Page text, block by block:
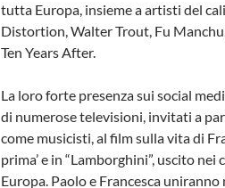
tutta Europa, insieme a artisti del
Distortion, Walter Trout, Fu
Ten Years After.
La loro forte presenza sui social
di numerose televisioni, invitati a
come musicisti, al film sulla vita di
prima’ e in “Lamborghini”, uscito
Europa. Paolo e Francesca